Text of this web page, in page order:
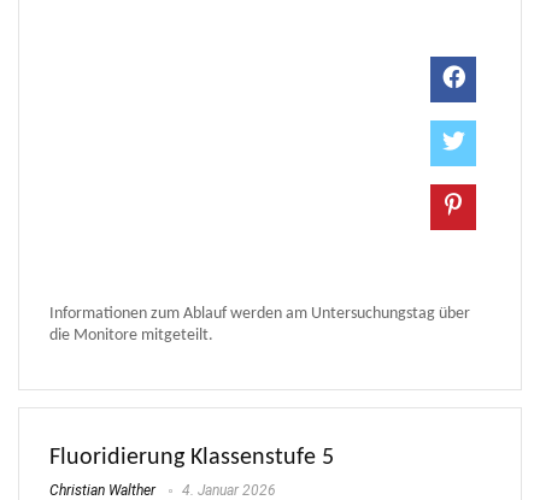
Informationen zum Ablauf werden am Untersuchungstag über
die Monitore mitgeteilt.
Fluoridierung Klassenstufe 5
Christian Walther 4. Januar 2026